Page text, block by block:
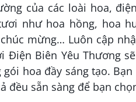
của các loài hoa,
như hoa hồng, hoa
mừng… Luôn cập
Điện Biên Yêu Thương
hoa đầy sáng tạo.
đều sẵn sàng để bạn